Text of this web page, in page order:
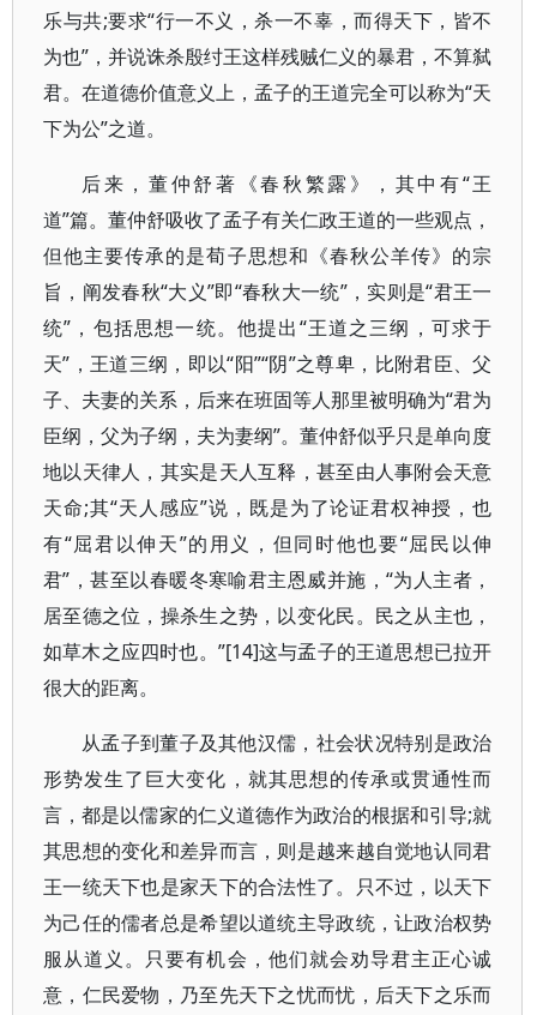
乐与共;要求“行一不义，杀一不辜，而得天下，皆不
为也”，并说诛杀殷纣王这样残贼仁义的暴君，不算弑
君。在道德价值意义上，孟子的王道完全可以称为“天
下为公”之道。
后来，董仲舒著《春秋繁露》，其中有“王
道”篇。董仲舒吸收了孟子有关仁政王道的一些观点，
但他主要传承的是荀子思想和《春秋公羊传》的宗
旨，阐发春秋“大义”即“春秋大一统”，实则是“君王一
统”，包括思想一统。他提出“王道之三纲，可求于
天”，王道三纲，即以“阳”“阴”之尊卑，比附君臣、父
子、夫妻的关系，后来在班固等人那里被明确为“君为
臣纲，父为子纲，夫为妻纲”。董仲舒似乎只是单向度
地以天律人，其实是天人互释，甚至由人事附会天意
天命;其“天人感应”说，既是为了论证君权神授，也
有“屈君以伸天”的用义，但同时他也要“屈民以伸
君”，甚至以春暖冬寒喻君主恩威并施，“为人主者，
居至德之位，操杀生之势，以变化民。民之从主也，
如草木之应四时也。”[14]这与孟子的王道思想已拉开
很大的距离。
从孟子到董子及其他汉儒，社会状况特别是政治
形势发生了巨大变化，就其思想的传承或贯通性而
言，都是以儒家的仁义道德作为政治的根据和引导;就
其思想的变化和差异而言，则是越来越自觉地认同君
王一统天下也是家天下的合法性了。只不过，以天下
为己任的儒者总是希望以道统主导政统，让政治权势
服从道义。只要有机会，他们就会劝导君主正心诚
意，仁民爱物，乃至先天下之忧而忧，后天下之乐而